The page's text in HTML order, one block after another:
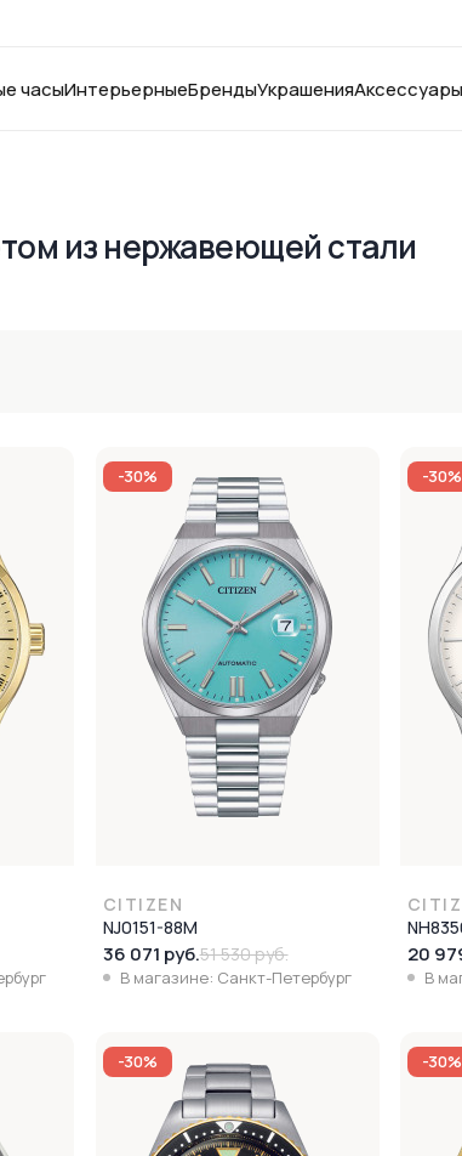
часыИнтерьерныеБрендыУкрашенияАксессуары
из нержавеющей стали
-30%
CITIZEN
NJ0151-88M
36 071 руб.51 530 руб.
В магазине: Санкт-Петербург
-30%
20
В
-30% -30%